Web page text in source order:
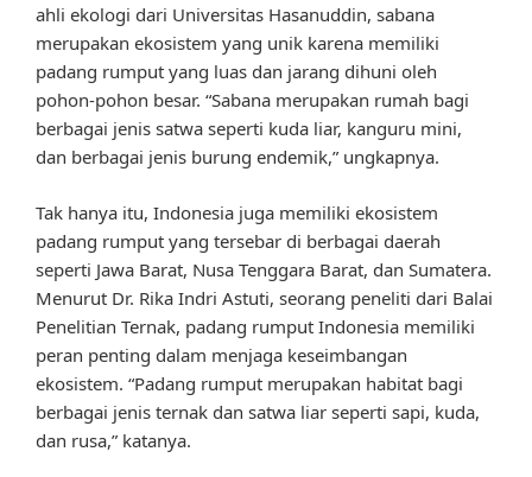
ahli ekologi dari Universitas Hasanuddin, sabana
merupakan ekosistem yang unik karena memiliki
padang rumput yang luas dan jarang dihuni oleh
pohon-pohon besar. “Sabana merupakan rumah bagi
berbagai jenis satwa seperti kuda liar, kanguru mini,
dan berbagai jenis burung endemik,” ungkapnya.
Tak hanya itu, Indonesia juga memiliki ekosistem
padang rumput yang tersebar di berbagai daerah
seperti Jawa Barat, Nusa Tenggara Barat, dan Sumatera.
Menurut Dr. Rika Indri Astuti, seorang peneliti dari Balai
Penelitian Ternak, padang rumput Indonesia memiliki
peran penting dalam menjaga keseimbangan
ekosistem. “Padang rumput merupakan habitat bagi
berbagai jenis ternak dan satwa liar seperti sapi, kuda,
dan rusa,” katanya.